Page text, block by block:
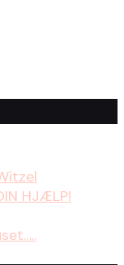
HJÆLP!